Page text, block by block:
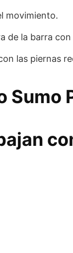
movimiento.
de la barra
las piernas
Sumo